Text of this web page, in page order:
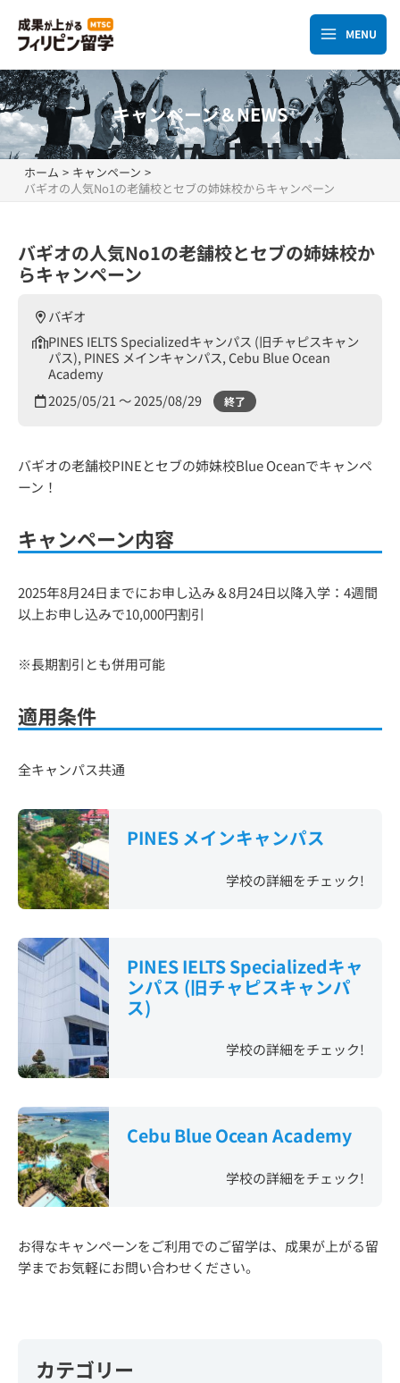
ス
キ
ッ
プ
Main
Menu
MENU
キャンペーン＆NEWS
ホーム
キャンペーン
バギオの人気No1の老舗校とセブの姉妹校からキャンペーン
バギオの人気No1の老舗校とセブの姉妹校か
らキャンペーン
バギオ
PINES IELTS Specializedキャンパス (旧チャピスキャン
パス), PINES メインキャンパス, Cebu Blue Ocean
Academy
2025/05/21 〜2025/08/29 終了
バギオの老舗校PINEとセブの姉妹校Blue Oceanでキャンペ
ーン！
キャンペーン内容
2025年8月24日までにお申し込み＆8月24日以降入学：4週間
以上お申し込みで10,000円割引
※長期割引とも併用可能
適用条件
全キャンパス共通
PINES メインキャンパス
学校の詳細をチェック!
PINES IELTS Specializedキャ
ンパス (旧チャピスキャンパ
ス)
学校の詳細をチェック!
Cebu Blue Ocean Academy
学校の詳細をチェック!
お得なキャンペーンをご利用でのご留学は、成果が上がる留
学までお気軽にお問い合わせください。
カテゴリー